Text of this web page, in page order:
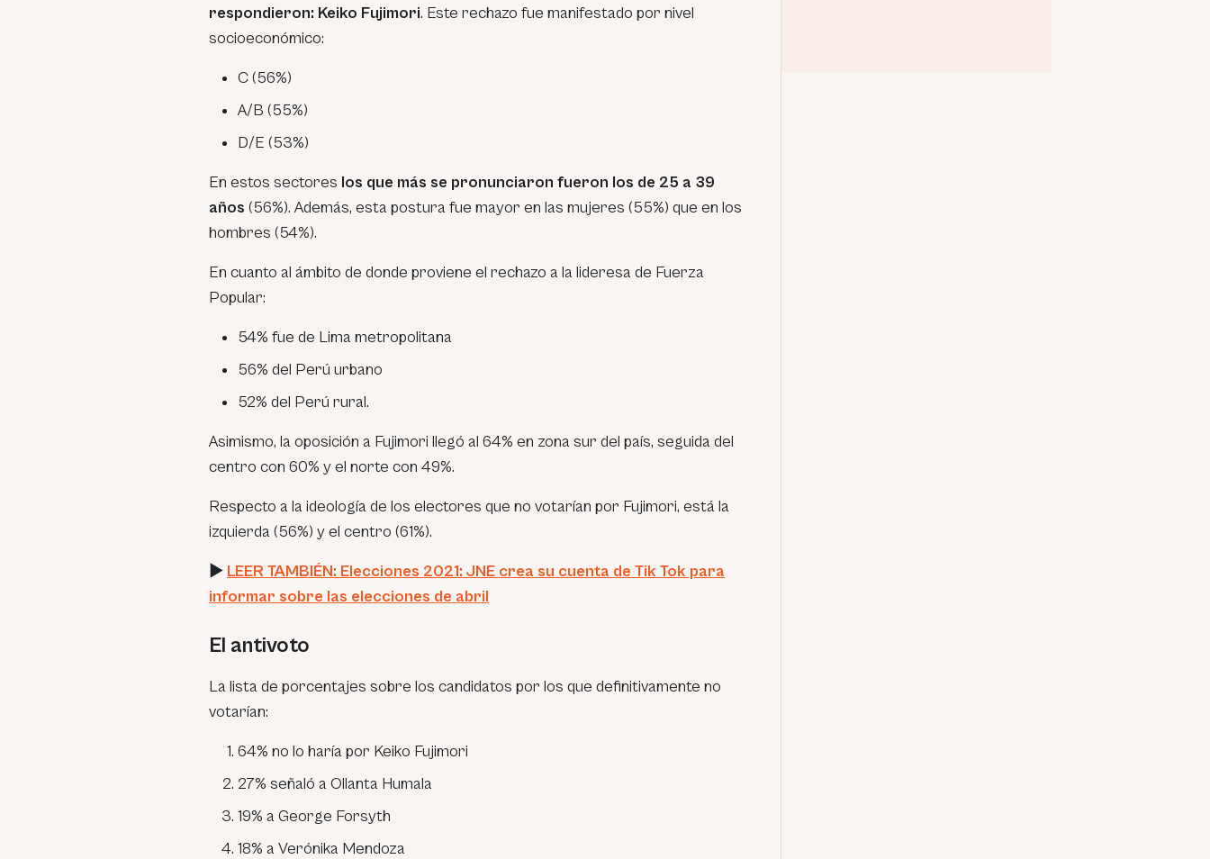
respondieron: Keiko Fujimori. Este rechazo fue manifestado por nivel
socioeconómico:
C (56%)
A/B (55%)
D/E (53%)
En estos sectores los que más se pronunciaron fueron los de 25 a 39
años (56%). Además, esta postura fue mayor en las mujeres (55%) que en los
hombres (54%).
En cuanto al ámbito de donde proviene el rechazo a la lideresa de Fuerza
Popular:
54% fue de Lima metropolitana
56% del Perú urbano
52% del Perú rural.
Asimismo, la oposición a Fujimori llegó al 64% en zona sur del país, seguida del
centro con 60% y el norte con 49%.
Respecto a la ideología de los electores que no votarían por Fujimori, está la
izquierda (56%) y el centro (61%).
► LEER TAMBIÉN: Elecciones 2021: JNE crea su cuenta de Tik Tok para
informar sobre las elecciones de abril
El antivoto
La lista de porcentajes sobre los candidatos por los que definitivamente no
votarían:
64% no lo haría por Keiko Fujimori
27% señaló a Ollanta Humala
19% a George Forsyth
18% a Verónika Mendoza